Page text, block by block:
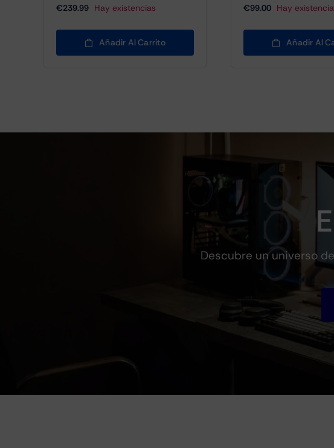
€239.99 Hay existencias
Añadir Al Carrito
€99.00 Hay
Añadir Al
Descubre un universo